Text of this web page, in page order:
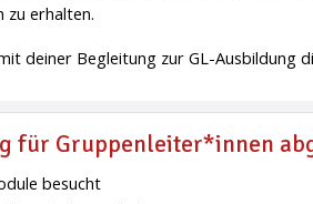
zu erhalten.
deiner Begleitung zur GL-Ausbildung
für Gruppenleiter*innen
besucht